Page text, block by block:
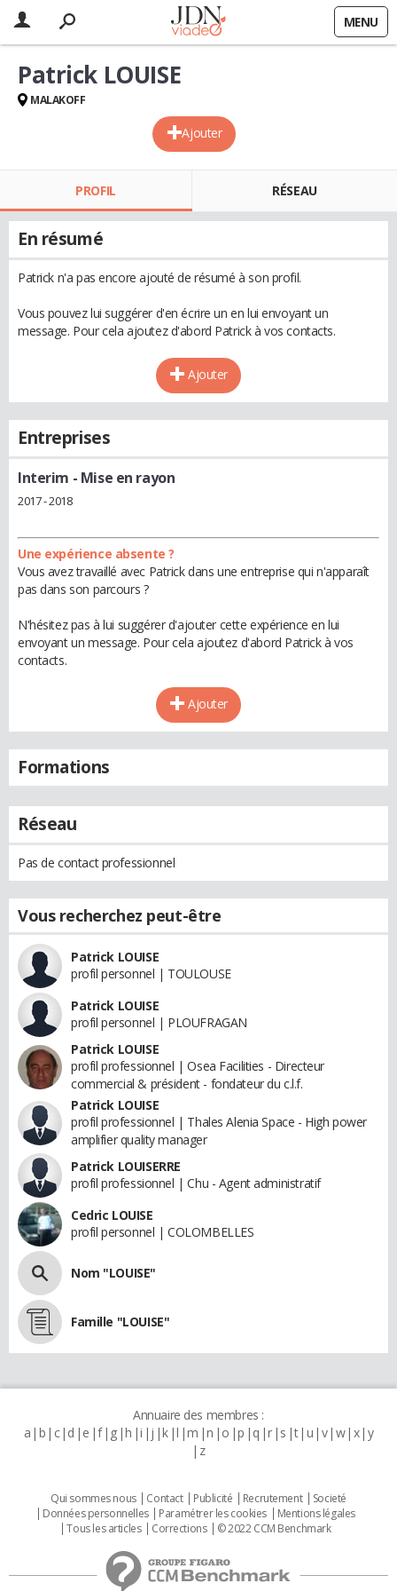
MENU
Ajouter
Patrick LOUISE
MALAKOFF
PROFIL RÉSEAU
En résumé
Patrick n'a pas encore ajouté de résumé à son profil.
Vous pouvez lui suggérer d'en écrire un en lui envoyant un
message. Pour cela ajoutez d'abord Patrick à vos contacts.
Ajouter
Entreprises
Interim - Mise en rayon
2017 - 2018
Une expérience absente ?
Vous avez travaillé avec Patrick dans une entreprise qui n'apparaît
pas dans son parcours ?
N'hésitez pas à lui suggérer d'ajouter cette expérience en lui
envoyant un message. Pour cela ajoutez d'abord Patrick à vos
contacts.
Ajouter
Formations
Réseau
Pas de contact professionnel
Vous recherchez peut-être
Patrick LOUISE
profil personnel | TOULOUSE
Patrick LOUISE
profil personnel | PLOUFRAGAN
Patrick LOUISE
profil professionnel | Osea Facilities - Directeur
commercial & président - fondateur du c.l.f.
Patrick LOUISE
profil professionnel | Thales Alenia Space - High power
amplifier quality manager
Patrick LOUISERRE
profil professionnel | Chu - Agent administratif
Cedric LOUISE
profil personnel | COLOMBELLES
Nom "LOUISE"
Famille "LOUISE"
Annuaire des membres :
a b c d e f g h i j k l m n o p q r s t u v w x y
z
Qui sommes nous Contact Publicité Recrutement
Societé
Données personnelles
Paramétrer les cookies
Mentions légales
Tous les articles
Corrections © 2022 CCM Benchmark